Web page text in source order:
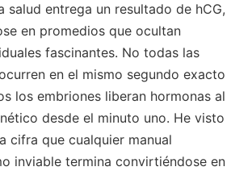
salud entrega un resultado de hCG,
en promedios que ocultan
fascinantes. No todas las
en el mismo segundo exacto
los embriones liberan hormonas al
desde el minuto uno. He visto
cifra que cualquier manual
inviable termina convirtiéndose en